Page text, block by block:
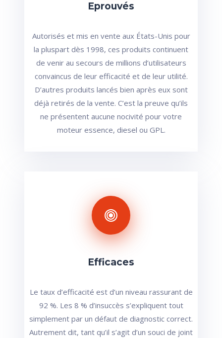
Eprouvés
Autorisés et mis en vente aux États-Unis pour
la pluspart dès 1998, ces produits continuent
de venir au secours de millions d’utilisateurs
convaincus de leur efficacité et de leur utilité.
D’autres produits lancés bien après eux sont
déjà retirés de la vente. C’est la preuve qu’ils
ne présentent aucune nocivité pour votre
moteur essence, diesel ou GPL.
Efficaces
Le taux d’efficacité est d’un niveau rassurant de
92 %. Les 8 % d’insuccès s’expliquent tout
simplement par un défaut de diagnostic correct.
Autrement dit, tant qu’il s’agit d’un souci de joint